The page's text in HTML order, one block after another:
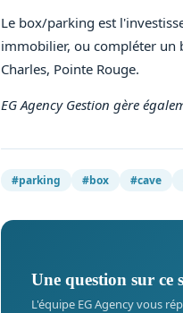
Le box/parking est
immobilier, ou compléter un
Charles, Pointe Rouge.
EG Agency Gestion gère
#parking #box #cave
Une question sur ce
L'équipe EG Agency vous